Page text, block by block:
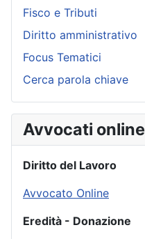
Fisco e Tributi
Diritto amministrativo
Focus Tematici
Cerca parola chiave
Avvocati online
Diritto del Lavoro
Avvocato Online
Eredità - Donazione